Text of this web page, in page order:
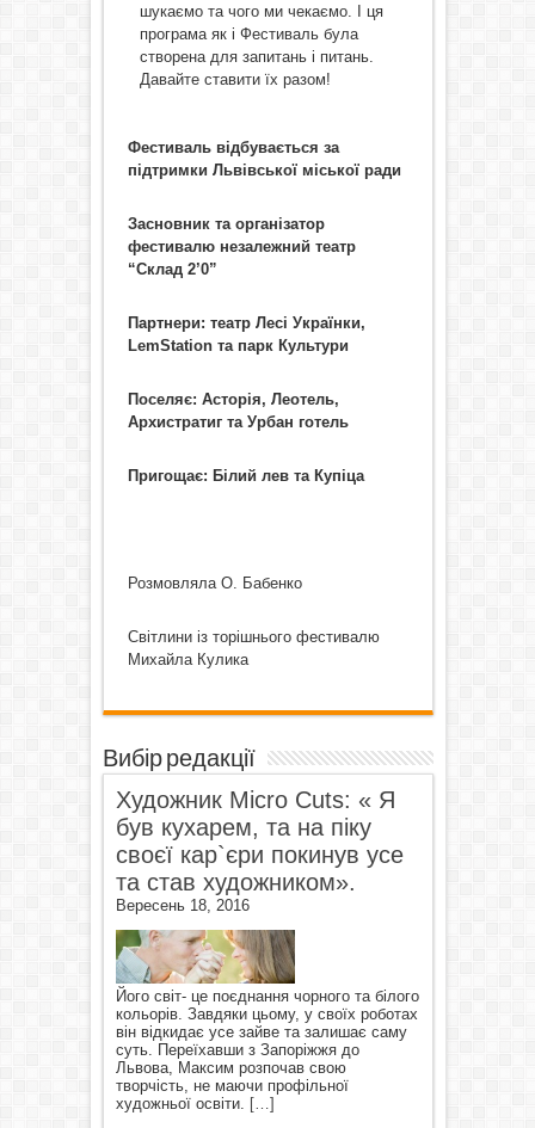
шукаємо та чого ми чекаємо. І ця
програма як і Фестиваль була
створена для запитань і питань.
Давайте ставити їх разом!
Фестиваль відбувається за
підтримки Львівської міської ради
Засновник та організатор
фестивалю незалежний театр
“Склад 2’0”
Партнери: театр Лесі Українки,
LemStation та парк Культури
Поселяє: Асторія, Леотель,
Архистратиг та Урбан готель
Пригощає: Білий лев та Купіца
Розмовляла О. Бабенко
Світлини із торішнього фестивалю
Михайла Кулика
Вибір редакції
Художник Micro Cuts: « Я
був кухарем, та на піку
своєї кар`єри покинув усе
та став художником».
Вересень 18, 2016
Його світ- це поєднання чорного та білого
кольорів. Завдяки цьому, у своїх роботах
він відкидає усе зайве та залишає саму
суть. Переїхавши з Запоріжжя до
Львова, Максим розпочав свою
творчість, не маючи профільної
художньої освіти. […]